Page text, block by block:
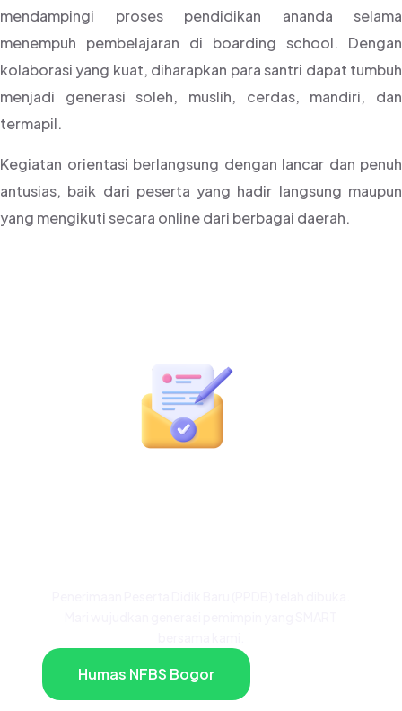
mendampingi proses pendidikan ananda selama
menempuh pembelajaran di boarding school. Dengan
kolaborasi yang kuat, diharapkan para santri dapat tumbuh
menjadi generasi soleh, muslih, cerdas, mandiri, dan
termapil.
Kegiatan orientasi berlangsung dengan lancar dan penuh
antusias, baik dari peserta yang hadir langsung maupun
yang mengikuti secara online dari berbagai daerah.
Humas NFBS Bogor